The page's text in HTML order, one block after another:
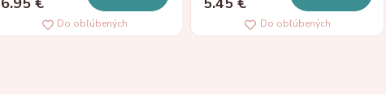
Do obľúbených Do obľúbených